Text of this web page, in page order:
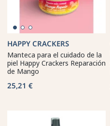
HAPPY CRACKERS
Manteca para el cuidado de la
piel Happy Crackers Reparación
de Mango
25,21 €